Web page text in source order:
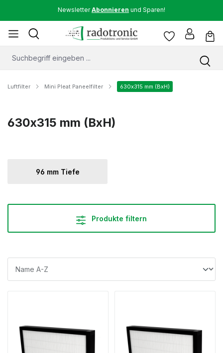
NewsletterAbonnieren und Sparen!
Luftfilter Mini Pleat Paneelfilter 630x315 mm (BxH)
630x315 mm (BxH)
96 mm Tiefe
Produkte filtern